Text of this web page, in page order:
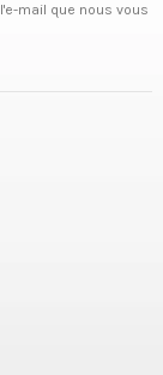
mail que nous vous